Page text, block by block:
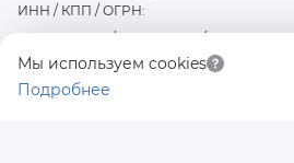
Мы используем cookies
Подробнее
ИНН / КПП / ОГРН:
7726402915 / 772601001 /
Физический / юридический адрес:
117556, город Москва, Варшавское